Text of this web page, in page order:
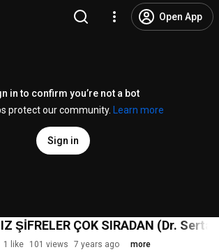
Open App
in to confirm you’re not a bot
protect our community.
Learn more
Sign in
ŞİFRELER ÇOK SIRADAN (Dr.
1 like 101 views 7 years ago more